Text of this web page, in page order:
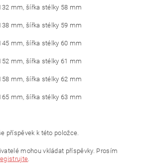
mm, šířka stélky 58 mm
mm, šířka stélky 59 mm
mm, šířka stélky 60 mm
mm, šířka stélky 61 mm
mm, šířka stélky 62 mm
mm, šířka stélky 63 mm
příspěvek k této položce.
mohou vkládat příspěvky. Prosím
.